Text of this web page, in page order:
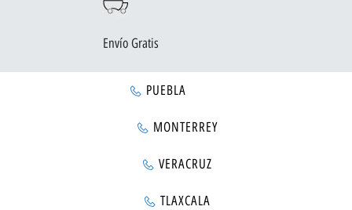
Envío Gratis
PUEBLA
MONTERREY
VERACRUZ
TLAXCALA